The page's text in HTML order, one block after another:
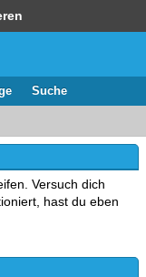
Suche
Versuch dich
hast du eben